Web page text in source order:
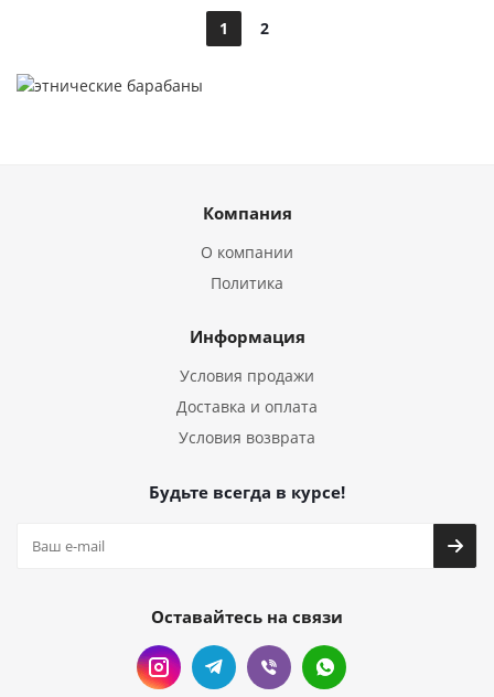
1 2
Компания
О компании
Политика
Информация
Условия продажи
Доставка и оплата
Условия возврата
Будьте всегда в курсе!
Оставайтесь на связи